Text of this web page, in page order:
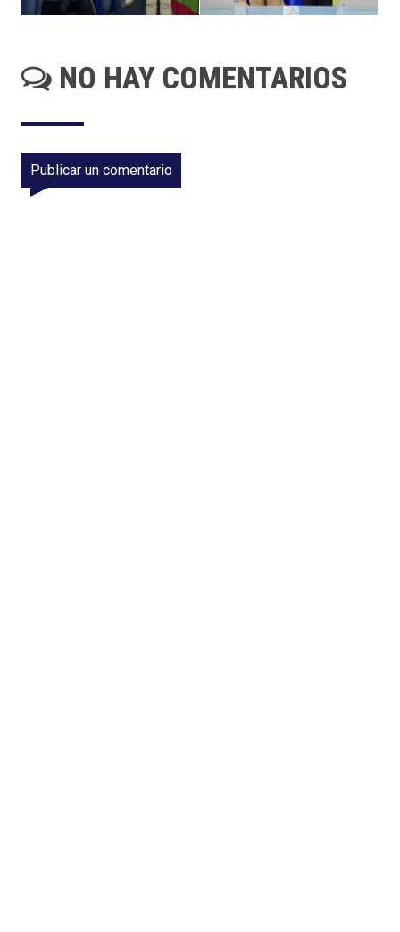
NO HAY COMENTARIOS
Publicar un comentario